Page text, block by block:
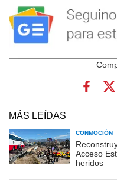
MÁS LEÍDAS
CONMOCIÓN
Acceso
heridos